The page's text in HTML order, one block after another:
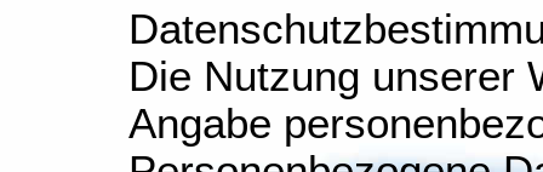
Die Nutzung unserer
Angabe